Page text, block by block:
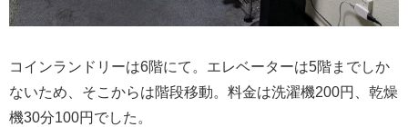
コインランドリーは6階にて。エレベーターは5階までしか
ないため、そこからは階段移動。料金は洗濯機200円、乾燥
機30分100円でした。